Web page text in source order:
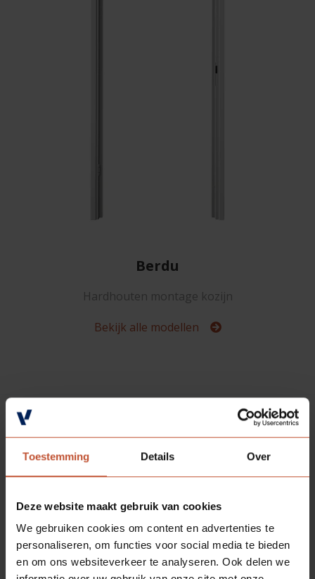
Toestemming Details Over
Deze website maakt gebruik van cookies
We gebruiken cookies om content en advertenties te
personaliseren, om functies voor social media te bieden
en om ons websiteverkeer te analyseren. Ook delen we
Berdu
Hardhouten montage kozijn
Bekijk alle modellen
DEUREN EN
BINNENDEURKOZIJNEN IN
HOUT GOED OP ELKAAR
AFGESTEMD